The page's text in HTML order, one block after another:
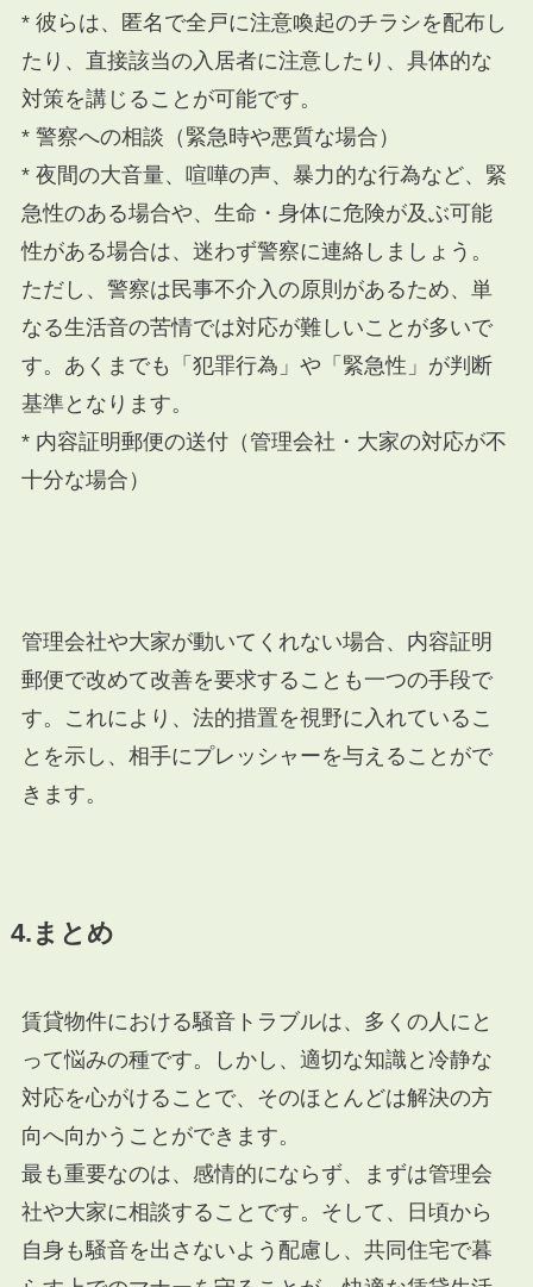
* 彼らは、匿名で全戸に注意喚起のチラシを配布し
たり、直接該当の入居者に注意したり、具体的な
対策を講じることが可能です。
* 警察への相談（緊急時や悪質な場合）
* 夜間の大音量、喧嘩の声、暴力的な行為など、緊
急性のある場合や、生命・身体に危険が及ぶ可能
性がある場合は、迷わず警察に連絡しましょう。
ただし、警察は民事不介入の原則があるため、単
なる生活音の苦情では対応が難しいことが多いで
す。あくまでも「犯罪行為」や「緊急性」が判断
基準となります。
* 内容証明郵便の送付（管理会社・大家の対応が不
十分な場合）
管理会社や大家が動いてくれない場合、内容証明
郵便で改めて改善を要求することも一つの手段で
す。これにより、法的措置を視野に入れているこ
とを示し、相手にプレッシャーを与えることがで
きます。
4.まとめ
賃貸物件における騒音トラブルは、多くの人にと
って悩みの種です。しかし、適切な知識と冷静な
対応を心がけることで、そのほとんどは解決の方
向へ向かうことができます。
最も重要なのは、感情的にならず、まずは管理会
社や大家に相談することです。そして、日頃から
自身も騒音を出さないよう配慮し、共同住宅で暮